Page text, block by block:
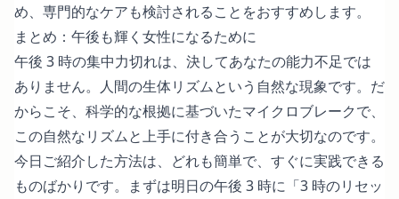
め、専門的なケアも検討されることをおすすめします。
まとめ：午後も輝く女性になるために
午後 3 時の集中力切れは、決してあなたの能力不足では
ありません。人間の生体リズムという自然な現象です。だ
からこそ、科学的な根拠に基づいたマイクロブレークで、
この自然なリズムと上手に付き合うことが大切なのです。
今日ご紹介した方法は、どれも簡単で、すぐに実践できる
ものばかりです。まずは明日の午後 3 時に「3 時のリセッ